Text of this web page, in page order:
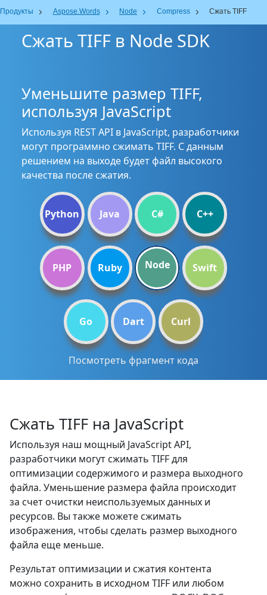
Продукты Aspose.Words Node Compress Сжать TIFF
Сжать TIFF в Node SDK
Уменьшите размер TIFF,
используя JavaScript
Используя REST API в JavaScript, разработчики
могут программно сжимать TIFF. С данным
решением на выходе будет файл высокого
качества после сжатия.
Python Java C# C++
PHP Ruby Node Swift
Go Dart Curl
Посмотреть фрагмент кода
Сжать TIFF на JavaScript
Используя наш мощный JavaScript API,
разработчики могут сжимать TIFF для
оптимизации содержимого и размера выходного
файла. Уменьшение размера файла происходит
за счет очистки неиспользуемых данных и
ресурсов. Вы также можете сжимать
изображения, чтобы сделать размер выходного
файла еще меньше.
Результат оптимизации и сжатия контента
можно сохранить в исходном TIFF или любом